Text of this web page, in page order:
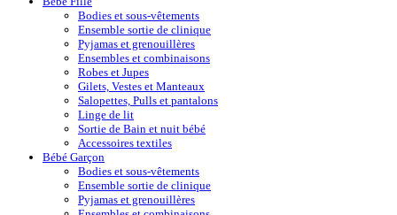
Bodies et sous-vêtements
Ensemble sortie de clinique
Pyjamas et grenouillères
Ensembles et combinaisons
Robes et Jupes
Gilets, Vestes et Manteaux
Salopettes, Pulls et pantalons
Linge de lit
Sortie de Bain et nuit bébé
Accessoires textiles
Bébé Garçon
Bodies et sous-vêtements
Ensemble sortie de clinique
Pyjamas et grenouillères